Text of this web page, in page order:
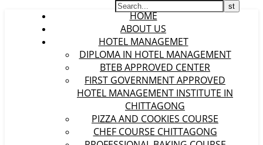
HOME
ABOUT US
HOTEL MANAGEMET
DIPLOMA IN HOTEL MANAGEMENT
BTEB APPROVED CENTER
FIRST GOVERNMENT APPROVED
HOTEL MANAGEMENT INSTITUTE IN
CHITTAGONG
PIZZA AND COOKIES COURSE
CHEF COURSE CHITTAGONG